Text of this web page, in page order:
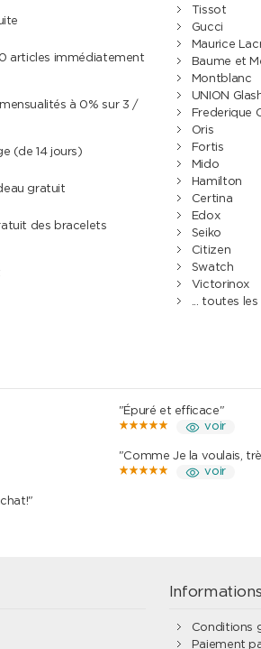
articles immédiatement
à 0% sur 3 /
(de 14 jours)
gratuit
des bracelets
Tissot
Gucci
Maurice
Baume et
Montblanc
UNION
Frederique
Oris
Fortis
Mido
Hamilton
Certina
Edox
Seiko
Citizen
Swatch
Victorinox
... toutes
"Épuré et efficace"
voir
"Comme Je la voulais,
voir
Informations
Conditions
Paiement